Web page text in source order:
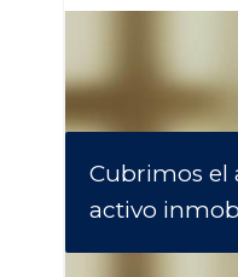
Cubrimos el
activo